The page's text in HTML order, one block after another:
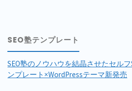
SEO塾テンプレート
SEO塾のノウハウを結晶させたセルフ
ンプレート×WordPressテーマ新発売